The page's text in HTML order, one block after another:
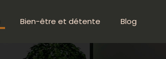
Bien-être et détente Blog